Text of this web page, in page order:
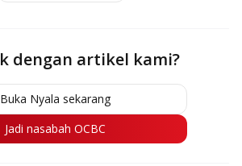
dengan artikel kami?
Buka Nyala sekarang
Jadi nasabah OCBC